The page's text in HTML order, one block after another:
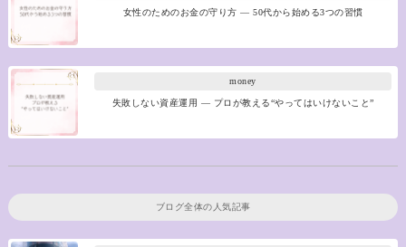
女性のためのお金の守り方 ― 50代から始める3つの習慣
money
失敗しない資産運用 ― プロが教える“やってはいけないこと”
ブログ全体の人気記事